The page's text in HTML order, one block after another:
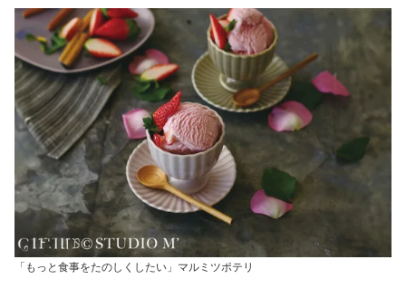
「もっと食事をたのしくしたい」マルミツポテリ